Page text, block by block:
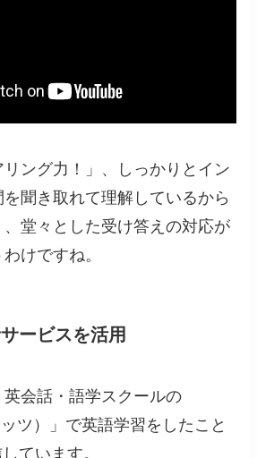
ング力！」、しっかりとイン
聞き取れて理解しているから
堂々とした受け答えの対応が
けですね。
ービスを活用
会話・語学スクールの
ツ）」で英語学習をしたこと
ています。